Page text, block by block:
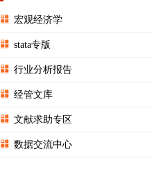
宏观经济学
stata专版
行业分析报告
经管文库
文献求助专区
数据交流中心